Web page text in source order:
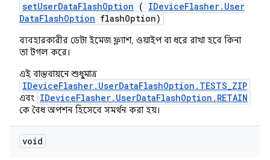
setUserDataFlashOption ( IDeviceFlasher. User
DataFlashOption flashOption)
ব্যবহারকারীর ডেটা ইমেজ ফ্ল্যাশ, ওয়াইপ বা ধরে রাখা হবে কিনা
তা টগল করে।
এই বাস্তবায়নে শুধুমাত্র
IDeviceFlasher.UserDataFlashOption.TESTS_ZIP
এবং IDeviceFlasher.UserDataFlashOption.RETAIN
কে বৈধ অপশন হিসেবে সমর্থন করা হয়।
void